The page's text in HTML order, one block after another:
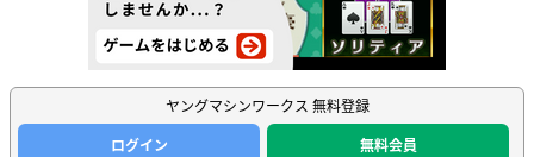
ヤングマシンワークス 無料登録
ログイン
無料会員